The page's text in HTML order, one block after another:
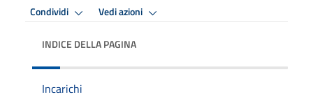
Condividi Vedi azioni
INDICE DELLA PAGINA
Incarichi